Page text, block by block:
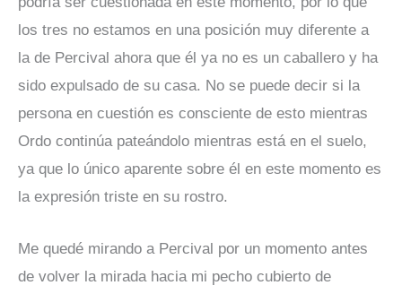
los tres no estamos en una posición muy diferente a
la de Percival ahora que él ya no es un caballero y ha
sido expulsado de su casa. No se puede decir si la
persona en cuestión es consciente de esto mientras
Ordo continúa pateándolo mientras está en el suelo,
ya que lo único aparente sobre él en este momento es
la expresión triste en su rostro.
Me quedé mirando a Percival por un momento antes
de volver la mirada hacia mi pecho cubierto de